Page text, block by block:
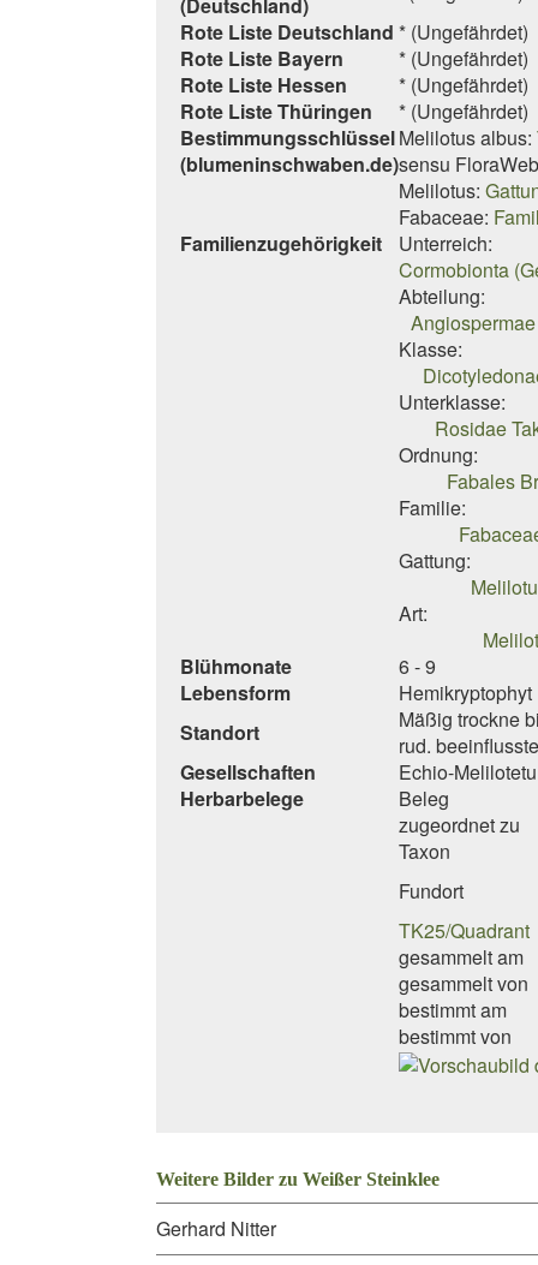
(Deutschland)
Rote Liste Deutschland * (Ungefährdet)
Rote Liste Bayern
* (Ungefährdet)
Rote Liste Hessen
* (Ungefährdet)
Rote Liste Thüringen
* (Ungefährdet)
Bestimmungsschlüssel
(blumeninschwaben.de)
Melilotus albus:
sensu
Melilotus:
Fabaceae:
Familienzugehörigkeit
Unterreich:
Cormobionta
Abteilung:
Klasse:
Unterklasse:
Rosidae
Ordnung:
Fabales
Familie:
Gattung:
Art:
Blühmonate
6 - 9
Lebensform
Standort
Mäßig trockne
rud.
Gesellschaften
Echio-
Herbarbelege
Beleg
zugeordnet zu
Taxon
Fundort
TK25/Quadrant
gesammelt am
gesammelt von
bestimmt am
bestimmt von
Weitere Bilder zu Weißer Steinklee
Gerhard Nitter